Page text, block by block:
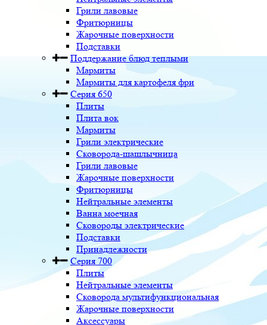
Грили лавовые
Фритюрницы
Жарочные поверхности
Подставки
Поддержание блюд теплыми
Мармиты
Мармиты для картофеля фри
Серия 650
Плиты
Плита вок
Мармиты
Грили электрические
Сковорода-шашлычница
Грили лавовые
Жарочные поверхности
Фритюрницы
Нейтральные элементы
Ванна моечная
Сковороды электрические
Подставки
Принадлежности
Серия 700
Плиты
Нейтральные элементы
Сковорода мультифункциональная
Жарочные поверхности
Аксессуары